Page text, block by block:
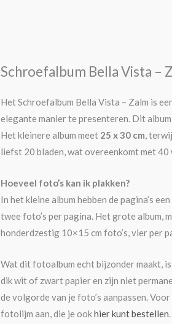
Schroefalbum Bella Vista –
Het Schroefalbum Bella Vista – Zalm is
elegante manier te presenteren. Dit
Het kleinere album meet 25 x 30 cm,
liefst 20 bladen, wat overeenkomt met
Hoeveel foto’s kan ik plakken?
In het kleine album hebben de pagina’s
twee foto’s per pagina. Het grote album,
honderdzestig 10×15 cm foto’s, vier per
Wat dit fotoalbum echt bijzonder maakt,
dik wit of zwart papier en zijn niet
de volgorde van je foto’s aanpassen.
fotolijm aan, die je ookhier kunt bestellen